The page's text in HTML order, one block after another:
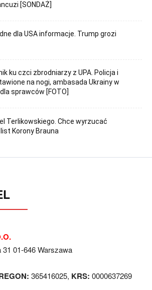
[SONDAŻ]
dla USA informacje. Trump grozi
ku czci zbrodniarzy z UPA. Policja i
na nogi, ambasada Ukrainy w
sprawców [FOTO]
Terlikowskiego. Chce wyrzucać
Korony Brauna
31 01-646 Warszawa
365416025, KRS: 0000637269